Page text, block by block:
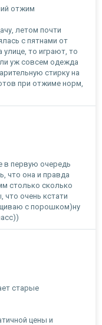
отжим
летом почти
с пятнами от
то играют, то
уж совсем одежда
стирку на
при отжиме норм,
в первую очередь
что она и правда
столько сколько
что очень кстати
с порошком)ну
старые
цены и